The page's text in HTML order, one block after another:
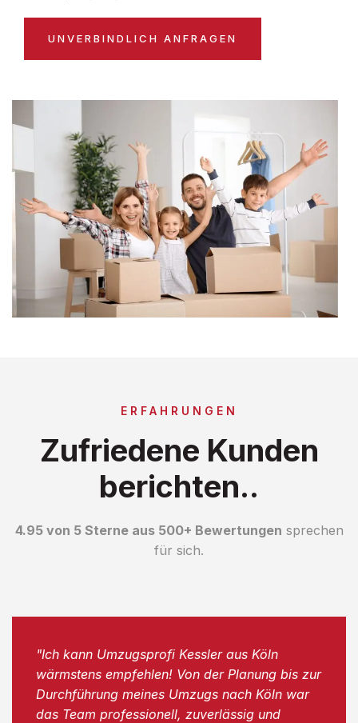
UNVERBINDLICH ANFRAGEN
ERFAHRUNGEN
Zufriedene Kunden
berichten..
4.95 von 5 Sterne aus 500+ Bewertungen sprechen
für sich.
"Ich kann Umzugsprofi Kessler aus Köln
wärmstens empfehlen! Von der Planung bis zur
Durchführung meines Umzugs nach Köln war
das Team professionell, zuverlässig und